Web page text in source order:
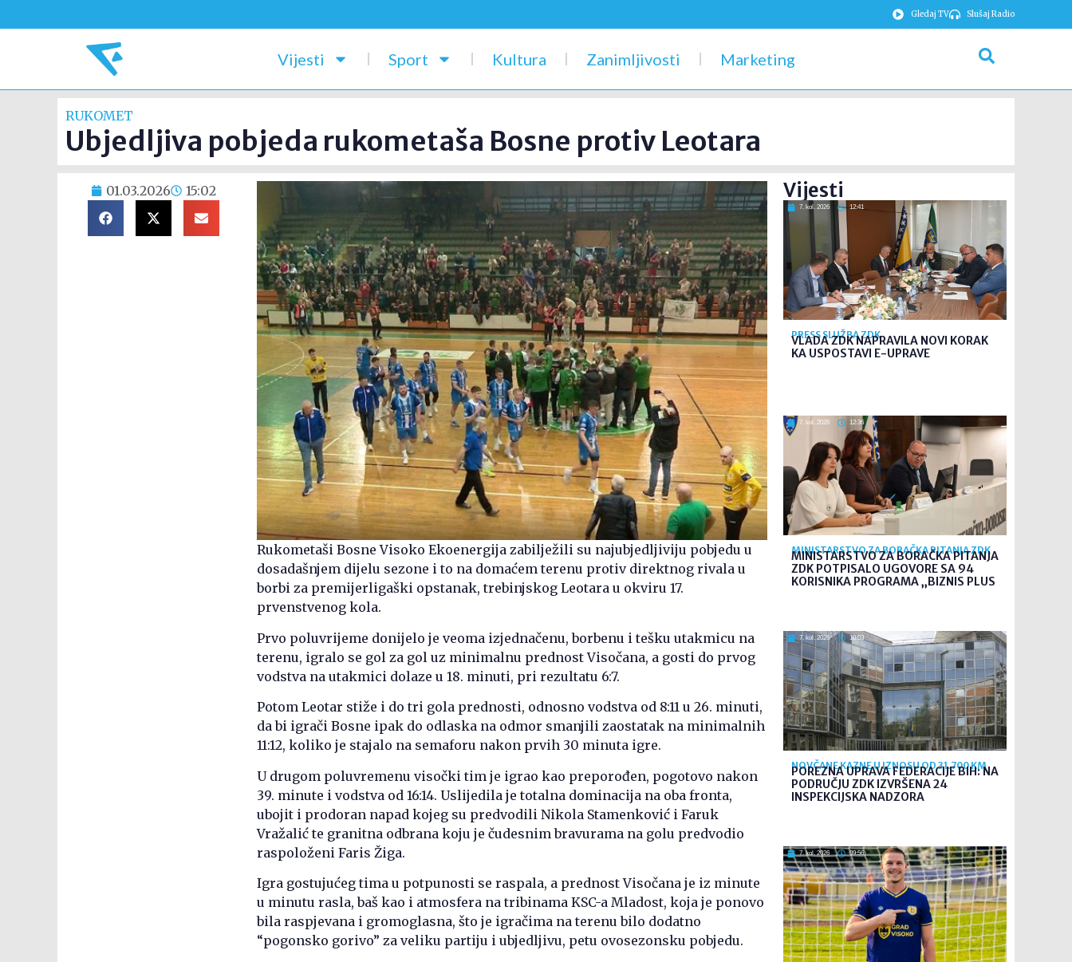
Gledaj TV Slušaj Radio
Vijesti Sport Kultura Zanimljivosti Marketing
RUKOMET
Ubjedljiva pobjeda rukometaša Bosne protiv Leotara
01.03.2026 15:02
Rukometaši Bosne Visoko Ekoenergija zabilježili su najubjedljiviju pobjedu u
dosadašnjem dijelu sezone i to na domaćem terenu protiv direktnog rivala u
borbi za premijerligaški opstanak, trebinjskog Leotara u okviru 17.
prvenstvenog kola.
Prvo poluvrijeme donijelo je veoma izjednačenu, borbenu i tešku utakmicu na
terenu, igralo se gol za gol uz minimalnu prednost Visočana, a gosti do prvog
vodstva na utakmici dolaze u 18. minuti, pri rezultatu 6:7.
Potom Leotar stiže i do tri gola prednosti, odnosno vodstva od 8:11 u 26. minuti,
da bi igrači Bosne ipak do odlaska na odmor smanjili zaostatak na minimalnih
11:12, koliko je stajalo na semaforu nakon prvih 30 minuta igre.
U drugom poluvremenu visočki tim je igrao kao preporođen, pogotovo nakon
39. minute i vodstva od 16:14. Uslijedila je totalna dominacija na oba fronta,
ubojit i prodoran napad kojeg su predvodili Nikola Stamenković i Faruk
Vražalić te granitna odbrana koju je čudesnim bravurama na golu predvodio
raspoloženi Faris Žiga.
Igra gostujućeg tima u potpunosti se raspala, a prednost Visočana je iz minute
u minutu rasla, baš kao i atmosfera na tribinama KSC-a Mladost, koja je ponovo
bila raspjevana i gromoglasna, što je igračima na terenu bilo dodatno
“pogonsko gorivo” za veliku partiju i ubjedljivu, petu ovosezonsku pobjedu.
Vijesti
7. kol. 2026 12:41
PRESS SLUŽBA ZDK
VLADA ZDK NAPRAVILA NOVI KORAK
KA USPOSTAVI E-UPRAVE
7. kol. 2026 12:36
MINISTARSTVO ZA BORAČKA PITANJA ZDK
MINISTARSTVO ZA BORAČKA PITANJA
ZDK POTPISALO UGOVORE SA 94
KORISNIKA PROGRAMA „BIZNIS PLUS
7. kol. 2026 10:03
NOVČANE KAZNE U IZNOSU OD 31.700 KM
POREZNA UPRAVA FEDERACIJE BIH: NA
PODRUČJU ZDK IZVRŠENA 24
INSPEKCIJSKA NADZORA
7. kol. 2026 09:56